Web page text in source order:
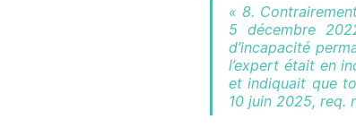
« 8.
5 décembre
d’incapacité
l’expert était en
et indiquait que
10 juin 2025, req.